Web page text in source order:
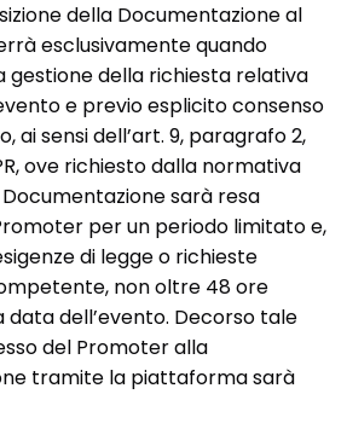
della Documentazione al
esclusivamente quando
gestione della richiesta relativa
e previo esplicito consenso
ai sensi dell’art. 9, paragrafo 2,
ove richiesto dalla normativa
sarà resa
per un periodo limitato e,
di legge o richieste
non oltre 48 ore
data dell’evento. Decorso tale
del Promoter alla
tramite la piattaforma sarà